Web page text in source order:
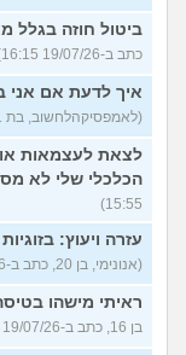
ביטול חוזה בגלל
כתב ב-19/07/26 16:15)
איך לדעת אם אני
(לאמפסיקהלחשוב, בת 21, כתבה ב-19/07/26 16:04)
לצאת לעצמאות
הכלכלי שלי לא
15:55)
עזרה ויעוץ:
(אנונימי, בן 20, כתב ב-19/07/26 15:44)
ראיתי מישהו
בן 16, כתב ב-19/07/26 15:40)